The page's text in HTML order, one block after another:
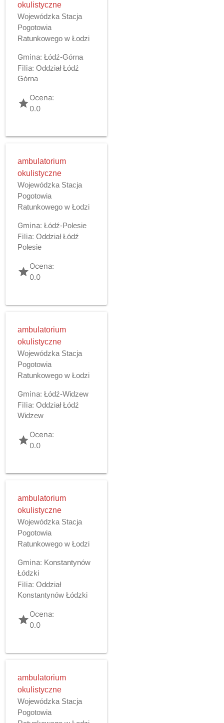
okulistyczne
Wojewódzka Stacja
Pogotowia
Ratunkowego w Łodzi
Gmina: Łódź-Górna
Filia: Oddział Łódź
Górna
gradeOcena:
0.0
ambulatorium
okulistyczne
Wojewódzka Stacja
Pogotowia
Ratunkowego w Łodzi
Gmina: Łódź-Polesie
Filia: Oddział Łódź
Polesie
gradeOcena:
0.0
ambulatorium
okulistyczne
Wojewódzka Stacja
Pogotowia
Ratunkowego w Łodzi
Gmina: Łódź-Widzew
Filia: Oddział Łódź
Widzew
gradeOcena:
0.0
ambulatorium
okulistyczne
Wojewódzka Stacja
Pogotowia
Ratunkowego w Łodzi
Gmina: Konstantynów
Łódzki
Filia: Oddział
Konstantynów Łódzki
gradeOcena:
0.0
ambulatorium
okulistyczne
Wojewódzka Stacja
Pogotowia